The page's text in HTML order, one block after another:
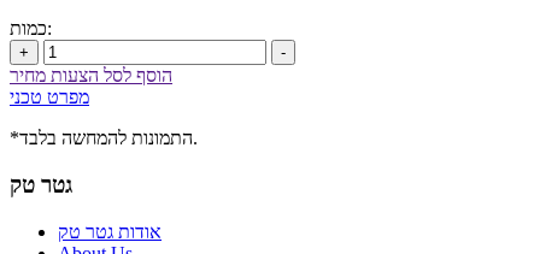
כמות:
+ -
הוסף לסל הצעות מחיר
מפרט טכני
*התמונות להמחשה בלבד.
גטר טק
אודות גטר טק